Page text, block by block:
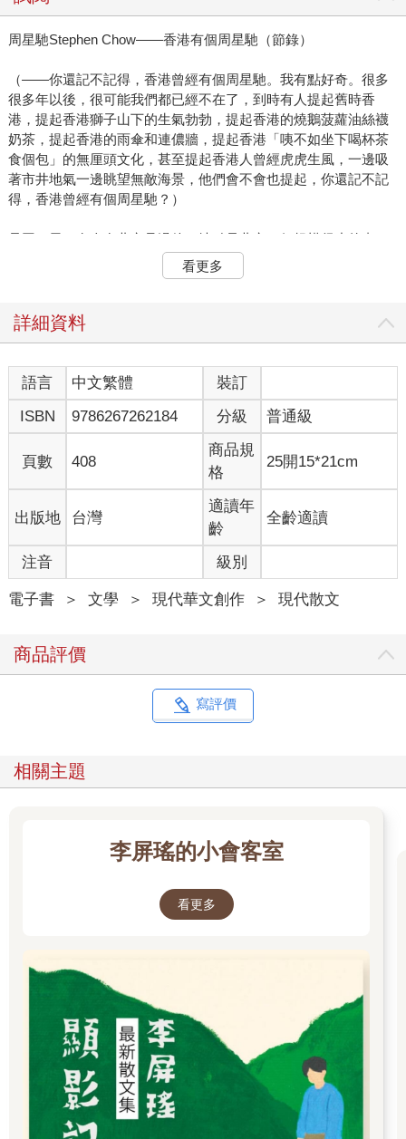
周星馳Stephen Chow——香港有個周星馳（節錄）
（——你還記不記得，香港曾經有個周星馳。我有點好奇。很多
很多年以後，很可能我們都已經不在了，到時有人提起舊時香
港，提起香港獅子山下的生氣勃勃，提起香港的燒鵝菠蘿油絲襪
奶茶，提起香港的雨傘和連儂牆，提起香港「咦不如坐下喝杯茶
食個包」的無厘頭文化，甚至提起香港人曾經虎虎生風，一邊吸
著市井地氣一邊眺望無敵海景，他們會不會也提起，你還記不記
得，香港曾經有個周星馳？）
是同一天。有人在北京見過他。地點是北京一個規模很小的畫
展，展廳設在一座從窄窄的胡同拐到盡頭的四合院裡。他一個
人，安靜地對著一幅畫發呆。而他看上去是那麼的憔悴，那麼的
模樣的女孩趨前去，輕聲向他求證，「請問你是不是周星馳先
羅慧娟在香港舉行下葬儀式的同一天。
後來吧，聽說全香港的八卦雜誌因為拍不到周星馳出現在靈堂上
炒不了新聞而多少有些惱怒，不約而同，把鏡頭都對準他托人送
過去的花圈，企圖捕抓可以大作文章的蛛絲馬跡，但上面只夾了
張素淨的卡片，安靜地寫著，「致劉羅慧娟夫人」。不知道為什
麼，我看到卡片上的字，禁不住別過頭去，這麼避重就輕的卡
片，這麼雲淡風輕的花圈，其實特別的哀傷，也特別容易將有過
雷同際遇的人割傷，因為人生和愛情，其實都一樣，都一樣，往
往都是卡在喉嚨說不出口的，才最深刻，最沉重——
之後時間悄無聲息，移動了周星馳心裡的擺設，有些人給挪開
念她的人留個念想，她在片裡頭戴著假髮，一邊用手背抹掉被睫
毛膏染黑的眼淚，一邊語重心長地笑著說，「如果想要人生沒有
遺憾，那就好好地生活，好好去愛，不要再給自己後悔的機會
——」我想，周星馳比誰都更淸楚，羅慧娟這一段話，很明顯是
年，你經歷了好一些人好一些事，才慢慢將電影裡的畫面和現實
中漸行漸遠的那一個背影串聯起來，才慢慢地流著眼淚回味那恍
我從來都覺得周星馳對愛情的理解其實比王家衛更深刻。從來。
地燒出一朵漫天紫霞——周星馳電影裡的愛情，是一個人不斷辜
負另外一個人的懺情錄，是自戕之後傷痕纍纍的展示，是至尊寶
義無反顧戴上的那一副金剛箍，也是藏在廟街那一碗黯然銷魂飯
裡頭，雙刀火雞沒有辦法說出口的對愛的渴望與荒涼。
記得嗎？《西遊．伏妖篇》裡頭有一幕，唐僧一個人在月光下一
錘一錘地雕刻著佛像，豬八戒嘟起嘴嘟囔，哎那禿驢又有心事，
沙僧接上一句，沒辦法，他心裡放不下一個人——周星馳心裡放
不下的那個人，不是莫文蔚，也不是朱茵，而是羅慧娟。
看更多
詳細資料
語言 中文繁體
裝訂
ISBN
9786267262184 分級 普通級
頁數 408
商品規
格
25開15*21cm
出版地 台灣
適讀年
齡
全齡適讀
注音 級別
電子書 ＞ 文學 ＞ 現代華文創作 ＞ 現代散文
商品評價
寫評價
相關主題
李屏瑤的小會客室
看更多